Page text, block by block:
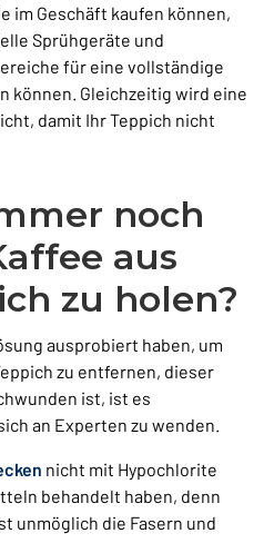
im Geschäft kaufen können,
Sprühgeräte und
für eine vollständige
können. Gleichzeitig wird eine
damit Ihr Teppich nicht
noch
aus
zu holen?
ausprobiert haben, um
zu entfernen, dieser
ist, ist es
an Experten zu wenden.
nicht mit Hypochlorite
behandelt haben, denn
unmöglich die Fasern und